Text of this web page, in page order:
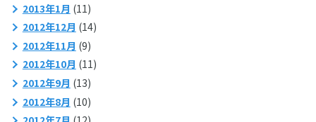
2013年1月 (11)
2012年12月 (14)
2012年11月 (9)
2012年10月 (11)
2012年9月 (13)
2012年8月 (10)